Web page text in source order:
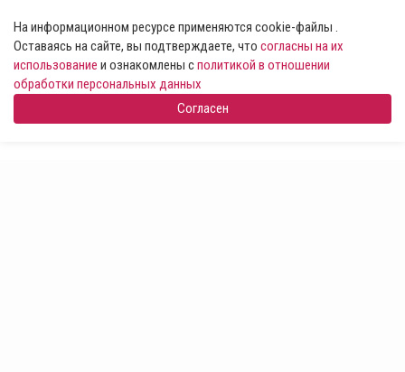
На информационном ресурсе применяются cookie-файлы .
Оставаясь на сайте, вы подтверждаете, что согласны на их
использование и ознакомлены сполитикой в отношении
обработки персональных данных
Согласен